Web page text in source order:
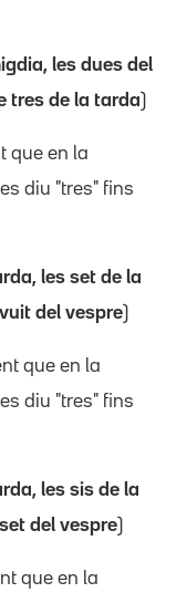
les dues del
tres de la tarda)
que en la
diu "tres" fins
les set de la
del vespre)
que en la
diu "tres" fins
les sis de la
del vespre)
que en la